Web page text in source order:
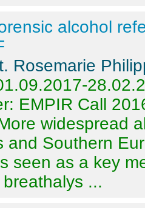
alcohol
Rosemarie
EMPIR Call
widespread
and Southern
seen as a key
...